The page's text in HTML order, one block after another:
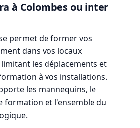
à Colombes ou inter
permet de former vos
dans vos locaux
les déplacements et
à vos installations.
les mannequins, le
formation et l'ensemble du